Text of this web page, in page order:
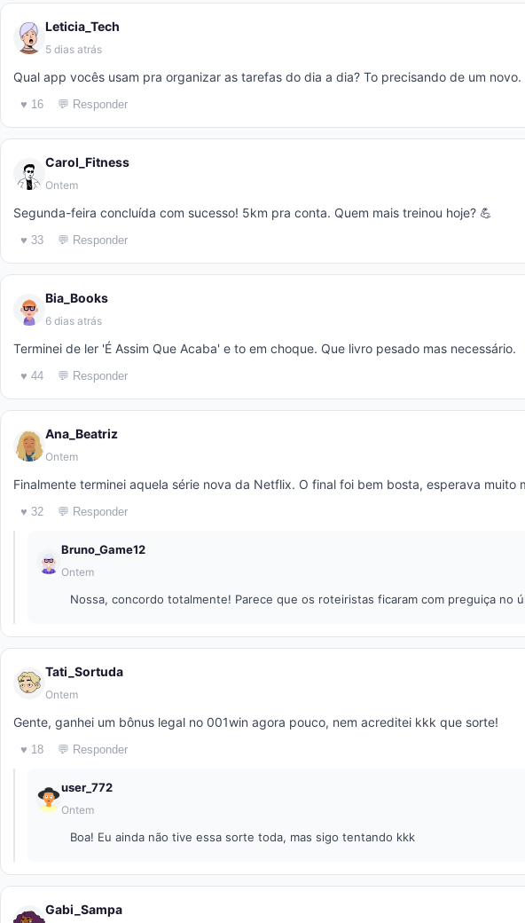
Leticia_Tech
5 dias atrás
Qual app vocês usam pra organizar as tarefas do dia a dia? To precisando de um novo.
♥ 16 💬 Responder
Carol_Fitness
Ontem
Segunda-feira concluída com sucesso! 5km pra conta. Quem mais treinou hoje? 💪
♥ 33 💬 Responder
Bia_Books
6 dias atrás
Terminei de ler 'É Assim Que Acaba' e to em choque. Que livro pesado mas necessário.
♥ 44 💬 Responder
Ana_Beatriz
Ontem
Finalmente terminei aquela série nova da Netflix. O final foi bem bosta, esperava muito
♥ 32 💬 Responder
Bruno_Game12
Ontem
Nossa, concordo totalmente! Parece que os roteiristas ficaram com preguiça no
Tati_Sortuda
Ontem
Gente, ganhei um bônus legal no 001win agora pouco, nem acreditei kkk que sorte!
♥ 18 💬 Responder
user_772
Ontem
Boa! Eu ainda não tive essa sorte toda, mas sigo tentando kkk
Gabi_Sampa